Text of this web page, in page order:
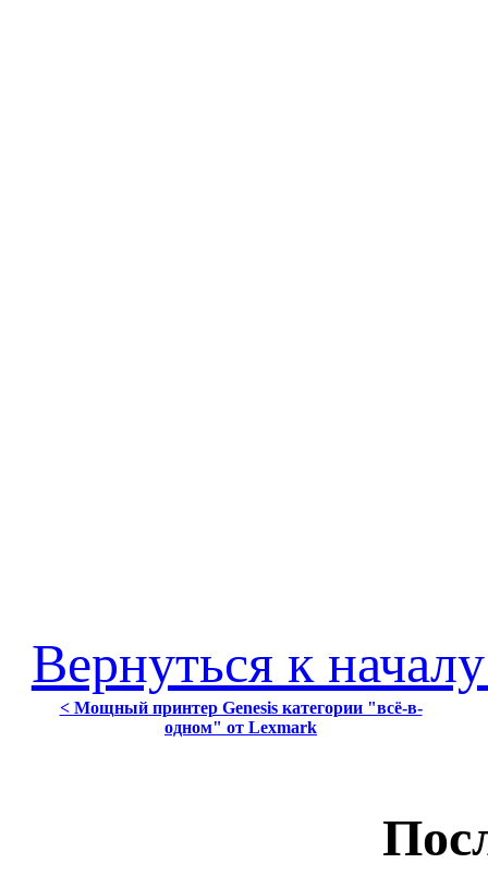
Вернуться к
< Мощный принтер Genesis категории "всё-в-
одном" от Lexmark